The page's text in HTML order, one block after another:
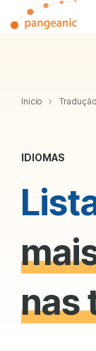
to
Início
IDIOMAS
nas